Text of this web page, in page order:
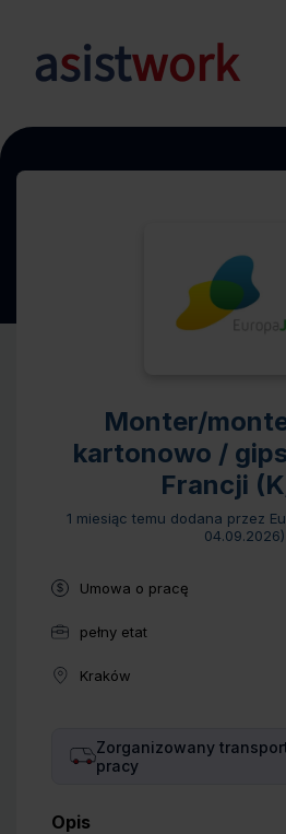
Monter/
kartonowo /
Francji
1 miesiąc temu dodana przez
04.09.2026)
Typ umowy:
Umowa o pracę
Wymiar pracy:
pełny etat
Lokalizacja:
Kraków
Benefity:Zorganizowany
pracy
Opis